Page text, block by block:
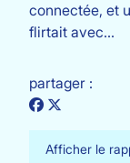
connectée, et
flirtait avec…
partager :
Afficher le